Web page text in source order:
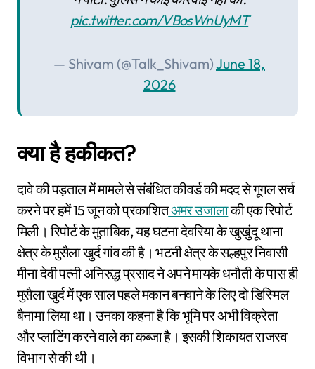
pic.twitter.com/VBosWnUyMT
— Shivam (@Talk_Shivam)June 18,
2026
क्या है हकीकत?
दावे की पड़ताल में मामले से संबंधित कीवर्ड की मदद से गूगल सर्च
करने पर हमें 15 जून को प्रकाशितअमर उजालाकी एक रिपोर्ट
मिली। रिपोर्ट के मुताबिक, यह घटना देवरिया के खुखुंदू थाना
क्षेत्र के मुसैला खुर्द गांव की है। भटनी क्षेत्र के सल्हपुर निवासी
मीना देवी पत्नी अनिरुद्ध प्रसाद ने अपने मायके धनौती के पास ही
मुसैला खुर्द में एक साल पहले मकान बनवाने के लिए दो डिस्मिल
बैनामा लिया था। उनका कहना है कि भूमि पर अभी विक्रेता
और प्लाटिंग करने वाले का कब्जा है। इसकी शिकायत राजस्व
विभाग से की थी।